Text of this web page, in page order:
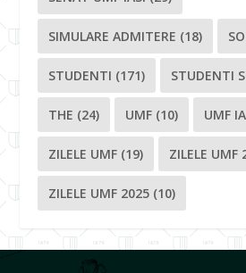
SIMULARE ADMITERE (18)
STUDENTI (171) STUDENTI
THE (24) UMF (10) UMF
ZILELE UMF (19) ZILELE UMF
ZILELE UMF 2025 (10)